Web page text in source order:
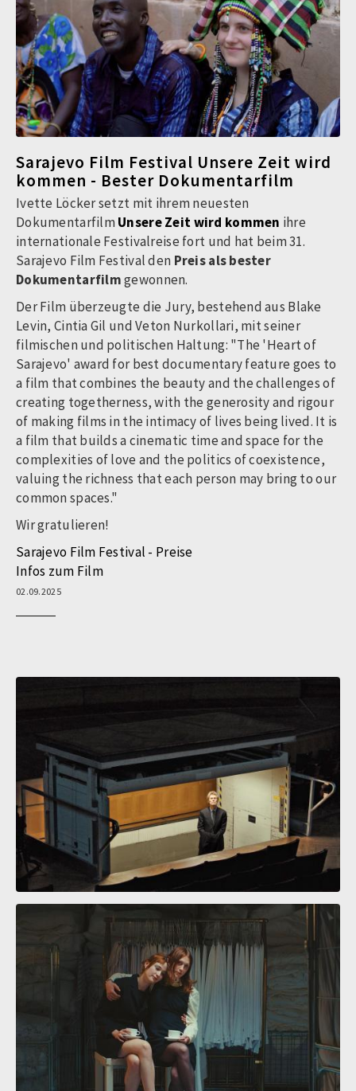
Sarajevo Film Festival Unsere Zeit wird
kommen - Bester Dokumentarfilm
Ivette Löcker setzt mit ihrem neuesten
DokumentarfilmUnsere Zeit wird kommen ihre
internationale Festivalreise fort und hat beim 31.
Sarajevo Film Festival den Preis als bester
Dokumentarfilmgewonnen.
Der Film überzeugte die Jury, bestehend aus Blake
Levin, Cintia Gil und Veton Nurkollari, mit seiner
filmischen und politischen Haltung: "The 'Heart of
Sarajevo' award for best documentary feature goes to
a film that combines the beauty and the challenges of
creating togetherness, with the generosity and rigour
of making films in the intimacy of lives being lived. It is
a film that builds a cinematic time and space for the
complexities of love and the politics of coexistence,
valuing the richness that each person may bring to our
common spaces."
Wir gratulieren!
Sarajevo Film Festival - Preise
Infos zum Film
02.09.2025